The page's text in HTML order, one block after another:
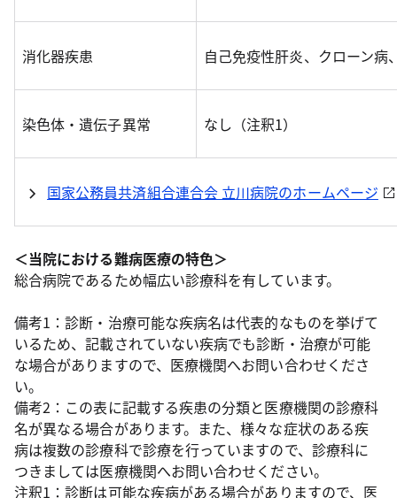
消化器疾患 自己免疫性肝炎、クローン病
染色体・遺伝子異常 なし（注釈1）
国家公務員共済組合連合会 立川病院のホームページ
＜当院における難病医療の特色＞
総合病院であるため幅広い診療科を有しています。
備考1：診断・治療可能な疾病名は代表的なものを挙げて
いるため、記載されていない疾病でも診断・治療が可能
な場合がありますので、医療機関へお問い合わせくださ
い。
備考2：この表に記載する疾患の分類と医療機関の診療科
名が異なる場合があります。また、様々な症状のある疾
病は複数の診療科で診療を行っていますので、診療科に
つきましては医療機関へお問い合わせください。
注釈1：診断は可能な疾病がある場合がありますので、医